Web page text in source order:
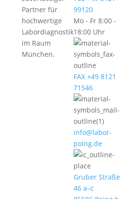
Partner für
hochwertige
Labordiagnostik
im Raum
München.
99120
Mo - Fr 8:00 -
18:00 Uhr
FAX +49 8121
71546
info@labor-
poing.de
Gruber Straße
46 a–c